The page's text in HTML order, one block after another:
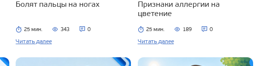
Болят пальцы на ногах
25 мин. 343 0
Читать далее
Признаки аллергии на
цветение
25 мин. 189 0
Читать далее